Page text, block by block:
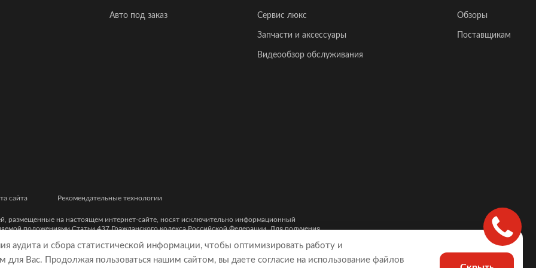
Авто под заказ Сервис люкс
Запчасти и аксессуары
Видеообзор обслуживания
Обзоры
Поставщикам
сайта Рекомендательные технологии
размещенные на настоящем интернет-сайте, носят исключительно информационный
положениями Статьи 437 Гражданского кодекса Российской Федерации. Для получения
характеристиками и цветовыми сочетаниями, а также точной стоимости автомобилей,
ОГРН 5077746977930)
аудита и сбора статистической информации, чтобы оптимизировать работу и
для Вас. Продолжая пользоваться нашим сайтом, вы даете согласие на использование файлов